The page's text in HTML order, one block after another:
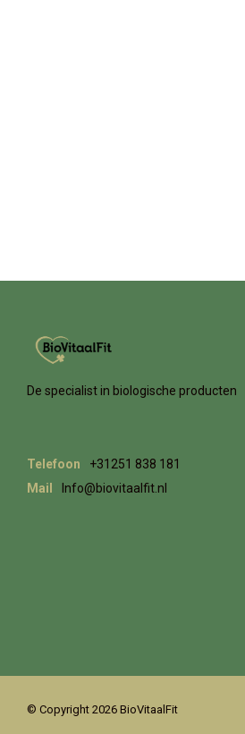
De specialist in biologische producten
Telefoon
+31251 838 181
Mail
Info@biovitaalfit.nl
© Copyright 2026 BioVitaalFit